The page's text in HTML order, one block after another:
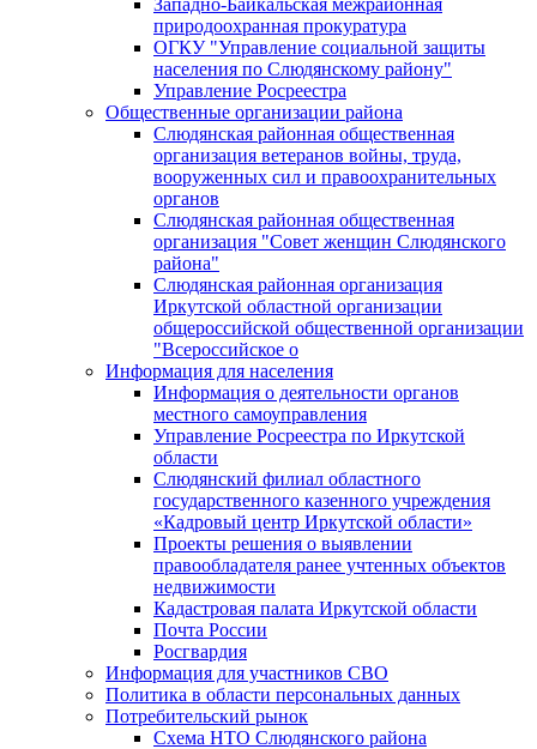
Западно-Байкальская межрайонная
природоохранная прокуратура
ОГКУ "Управление социальной защиты
населения по Слюдянскому району"
Управление Росреестра
Общественные организации района
Слюдянская районная общественная
организация ветеранов войны, труда,
вооруженных сил и правоохранительных
органов
Слюдянская районная общественная
организация "Совет женщин Слюдянского
района"
Слюдянская районная организация
Иркутской областной организации
общероссийской общественной организации
"Всероссийское о
Информация для населения
Информация о деятельности органов
местного самоуправления
Управление Росреестра по Иркутской
области
Слюдянский филиал областного
государственного казенного учреждения
«Кадровый центр Иркутской области»
Проекты решения о выявлении
правообладателя ранее учтенных объектов
недвижимости
Кадастровая палата Иркутской области
Почта России
Росгвардия
Информация для участников СВО
Политика в области персональных данных
Потребительский рынок
Схема НТО Слюдянского района